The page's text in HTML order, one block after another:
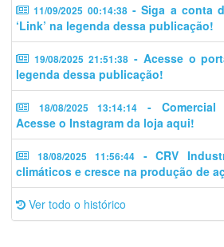
11/09/2025 00:14:38- Siga a conta
‘Link’ na legenda dessa publicação!
19/08/2025 21:51:38- Acesse o
legenda dessa publicação!
18/08/2025 13:14:14
- Comercial
Acesse o Instagram da loja aqui!
18/08/2025 11:56:44- CRV
climáticos e cresce na produção de
Ver todo o histórico